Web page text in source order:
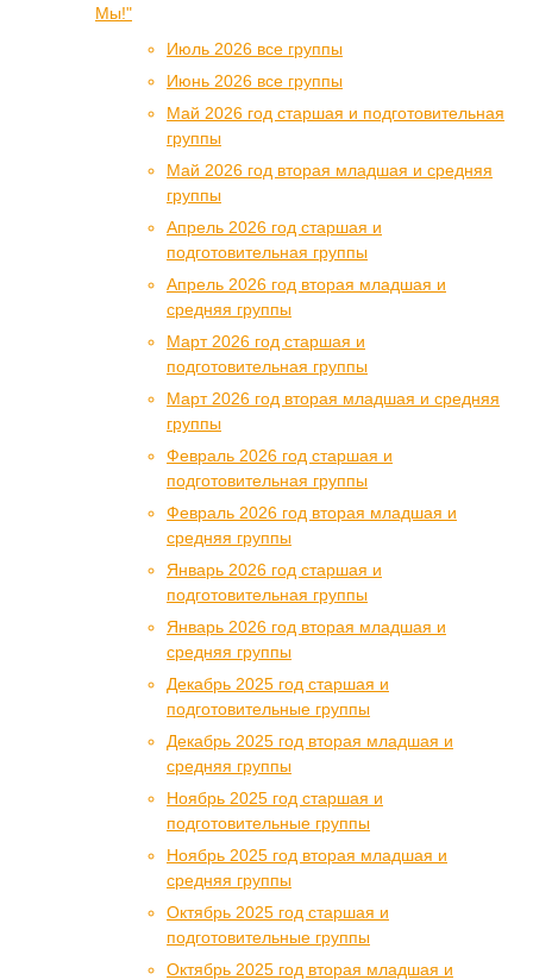
Мы!"
Июль 2026 все группы
Июнь 2026 все группы
Май 2026 год старшая и подготовительная
группы
Май 2026 год вторая младшая и средняя
группы
Апрель 2026 год старшая и
подготовительная группы
Апрель 2026 год вторая младшая и
средняя группы
Март 2026 год старшая и
подготовительная группы
Март 2026 год вторая младшая и средняя
группы
Февраль 2026 год старшая и
подготовительная группы
Февраль 2026 год вторая младшая и
средняя группы
Январь 2026 год старшая и
подготовительная группы
Январь 2026 год вторая младшая и
средняя группы
Декабрь 2025 год старшая и
подготовительные группы
Декабрь 2025 год вторая младшая и
средняя группы
Ноябрь 2025 год старшая и
подготовительные группы
Ноябрь 2025 год вторая младшая и
средняя группы
Октябрь 2025 год старшая и
подготовительные группы
Октябрь 2025 год вторая младшая и